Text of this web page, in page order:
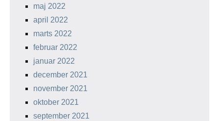
maj 2022
april 2022
marts 2022
februar 2022
januar 2022
december 2021
november 2021
oktober 2021
september 2021